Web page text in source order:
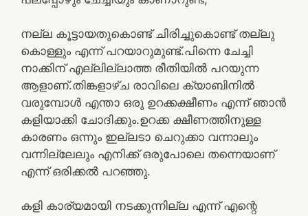
നല്ല കൂട്ടായതുകൊണ്ട് ചിരിച്ചുകൊണ്ട് തല്ലു
കൊള്ളും എന്ന് പറയാറുമുണ്ട്.പിന്നെ ചേച്ചി
നാക്കിന് എല്ലില്ലാത്ത രീതിയിൽ പറയുന്ന
ആളാണ്.തിങ്കളാഴ്ച രാവിലെ ക്യാബിനിൽ
വരുമ്പോൾ എന്താ ഒരു ഉറക്കക്ഷീണം എന്ന് ഞാൻ
കളിയാക്കി ചോദിക്കും.ഉറക്ക ക്ഷീണത്തിനുള്ള
കാരണം ഒന്നും ഇല്ലടാ ചെറുക്കാ വന്നാലും
വന്നില്ലേലും എനിക്ക് ഒരുപോലെ തന്നെയാണ്
എന്ന് ഒരിക്കൽ പറഞ്ഞു.
കളി കാര്യമായി നടക്കുന്നില്ല എന്ന് എന്റെ